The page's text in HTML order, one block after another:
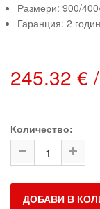
Размери: 900/
Гаранция: 2
245.32 €
Количество:
ДОБАВИ В